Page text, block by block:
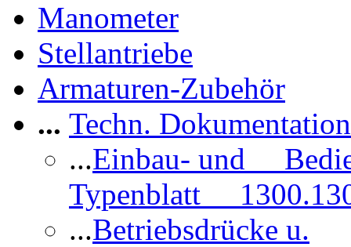
Manometer
Stellantriebe
Armaturen-Zubehör
... Techn.
...Einbau- und
Typenblatt
...Betriebsdrücke u.